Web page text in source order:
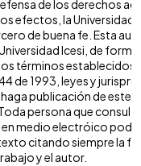
de los derechos
efectos, la Universidad
de buena fe. Esta
Icesi, de
términos establecidos
de 1993, leyes y
publicación de este
persona que consulte
medio electróico
citando siempre la
y el autor.